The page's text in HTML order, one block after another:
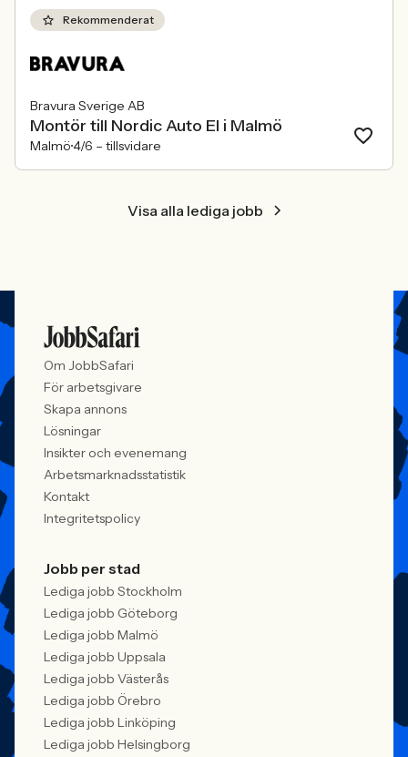
behöver kunna visa vad det betyder i
Rekommenderat
Bravura Sverige AB
Montör till Nordic Auto El i Malmö
Malmö4/6 – tillsvidare
Visa alla lediga jobb
Om JobbSafari
För arbetsgivare
Skapa annons
Lösningar
Insikter och evenemang
Arbetsmarknadsstatistik
Kontakt
Integritetspolicy
Jobb per stad
Lediga jobb Stockholm
Lediga jobb Göteborg
Lediga jobb Malmö
Lediga jobb Uppsala
Lediga jobb Västerås
Lediga jobb Örebro
Lediga jobb Linköping
Lediga jobb Helsingborg